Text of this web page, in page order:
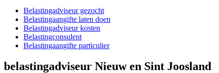
Belastingadviseur gezocht
Belastingaangifte laten doen
Belastingadviseur kosten
Belastingconsulent
Belastingaangifte particulier
belastingadviseur Nieuw en Sint Joosland